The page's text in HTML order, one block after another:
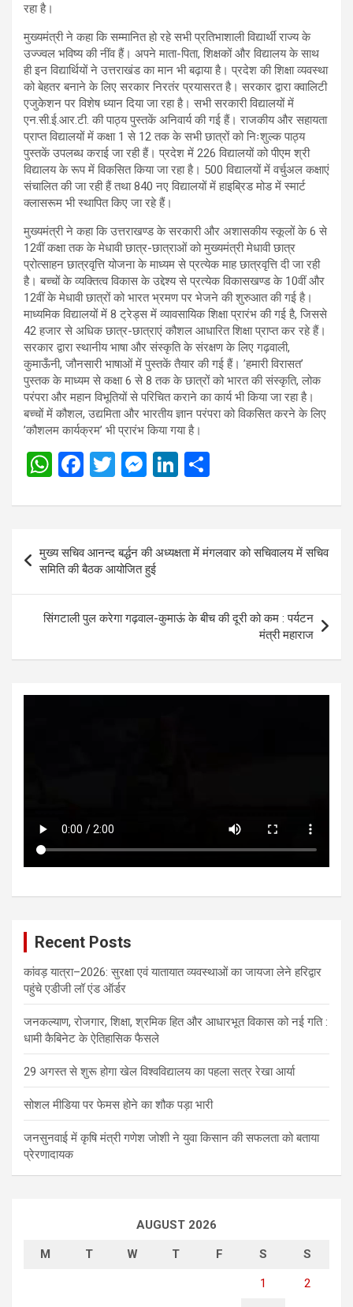
रहा है।
मुख्यमंत्री ने कहा कि सम्मानित हो रहे सभी प्रतिभाशाली विद्यार्थी राज्य के
उज्ज्वल भविष्य की नींव हैं। अपने माता-पिता, शिक्षकों और विद्यालय के साथ
ही इन विद्यार्थियों ने उत्तराखंड का मान भी बढ़ाया है। प्रदेश की शिक्षा व्यवस्था
को बेहतर बनाने के लिए सरकार निरतंर प्रयासरत है। सरकार द्वारा क्वालिटी
एजुकेशन पर विशेष ध्यान दिया जा रहा है। सभी सरकारी विद्यालयों में
एन.सी.ई.आर.टी. की पाठ्य पुस्तकें अनिवार्य की गई हैं। राजकीय और सहायता
प्राप्त विद्यालयों में कक्षा 1 से 12 तक के सभी छात्रों को निःशुल्क पाठ्य
पुस्तकें उपलब्ध कराई जा रही हैं। प्रदेश में 226 विद्यालयों को पीएम श्री
विद्यालय के रूप में विकसित किया जा रहा है। 500 विद्यालयों में वर्चुअल कक्षाएं
संचालित की जा रही हैं तथा 840 नए विद्यालयों में हाइब्रिड मोड में स्मार्ट
क्लासरूम भी स्थापित किए जा रहे हैं।
मुख्यमंत्री ने कहा कि उत्तराखण्ड के सरकारी और अशासकीय स्कूलों के 6 से
12वीं कक्षा तक के मेधावी छात्र-छात्राओं को मुख्यमंत्री मेधावी छात्र
प्रोत्साहन छात्रवृत्ति योजना के माध्यम से प्रत्येक माह छात्रवृत्ति दी जा रही
है। बच्चों के व्यक्तित्व विकास के उद्देश्य से प्रत्येक विकासखण्ड के 10वीं और
12वीं के मेधावी छात्रों को भारत भ्रमण पर भेजने की शुरुआत की गई है।
माध्यमिक विद्यालयों में 8 ट्रेड्स में व्यावसायिक शिक्षा प्रारंभ की गई है, जिससे
42 हजार से अधिक छात्र-छात्राएं कौशल आधारित शिक्षा प्राप्त कर रहे हैं।
सरकार द्वारा स्थानीय भाषा और संस्कृति के संरक्षण के लिए गढ़वाली,
कुमाऊँनी, जौनसारी भाषाओं में पुस्तकें तैयार की गई हैं। ’हमारी विरासत’
पुस्तक के माध्यम से कक्षा 6 से 8 तक के छात्रों को भारत की संस्कृति, लोक
परंपरा और महान विभूतियों से परिचित कराने का कार्य भी किया जा रहा है।
बच्चों में कौशल, उद्यमिता और भारतीय ज्ञान परंपरा को विकसित करने के लिए
’कौशलम कार्यक्रम’ भी प्रारंभ किया गया है।
W
at
A
p
p
F
ce
o
o
k
T
tt
er
M
se
n
g
er
Li
ke
dI
n
ar
navigation
मुख्य सचिव आनन्द बर्द्धन की अध्यक्षता में मंगलवार को सचिवालय में सचिव
समिति की बैठक आयोजित हुई
सिंगटाली पुल करेगा गढ़वाल-कुमाऊं के बीच की दूरी को कम : पर्यटन
मंत्री महाराज
Recent Posts
कांवड़ यात्रा–2026: सुरक्षा एवं यातायात व्यवस्थाओं का जायजा लेने हरिद्वार
पहुंचे एडीजी लॉ एंड ऑर्डर
जनकल्याण, रोजगार, शिक्षा, श्रमिक हित और आधारभूत विकास को नई गति :
धामी कैबिनेट के ऐतिहासिक फैसले
29 अगस्त से शुरू होगा खेल विश्वविद्यालय का पहला सत्र रेखा आर्या
सोशल मीडिया पर फेमस होने का शौक पड़ा भारी
जनसुनवाई में कृषि मंत्री गणेश जोशी ने युवा किसान की सफलता को बताया
प्रेरणादायक
AUGUST 2026
M T W T F S S
1 2